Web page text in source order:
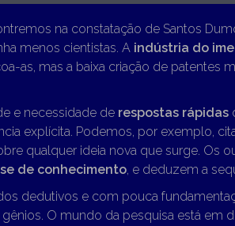
na constatação de Santos
menos cientistas. A indústria do
as, mas a baixa criação de patentes
e necessidade derespostas rápidas
explícita. Podemos, por exemplo,
qualquer ideia nova que surge. Os
de conhecimento, e deduzem a
dedutivos e com pouca
O mundo da pesquisa está em